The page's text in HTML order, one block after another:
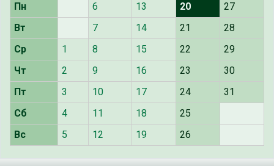
Пн 6 13 20
27
Вт
7 14 21
28
Ср
1 8 15 22
29
Чт
2 9 16 23
30
Пт
3 10 17 24
31
Сб
4 11 18
25
Вс
5 12 19 26